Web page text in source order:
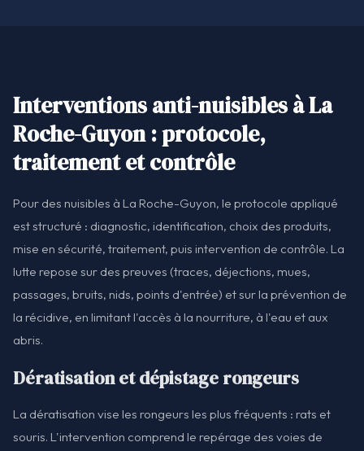
Interventions anti-nuisibles à La
Roche-Guyon : protocole,
traitement et contrôle
Pour des nuisibles à La Roche-Guyon, le protocole appliqué
est structuré : diagnostic, identification, choix des produits,
mise en sécurité, traitement, puis intervention de contrôle. La
lutte repose sur des preuves (traces, déjections, mues,
passages, bruits, nids, points d'entrée) et sur la prévention de
la récidive, en limitant l'accès à la nourriture, à l'eau et aux
abris.
Dératisation et dépistage rongeurs
La dératisation vise les rongeurs les plus fréquents : rats et
souris. L'intervention comprend le repérage des voies de